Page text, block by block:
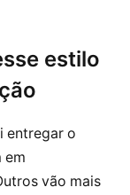
estilo
entregar o
em
vão mais